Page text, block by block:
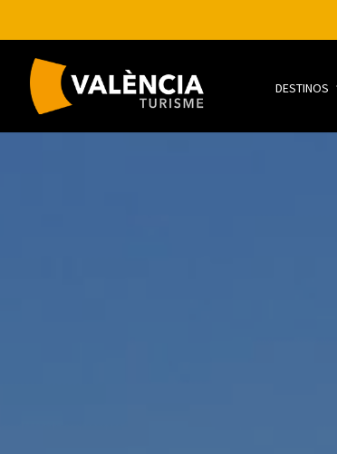
DESTINOS